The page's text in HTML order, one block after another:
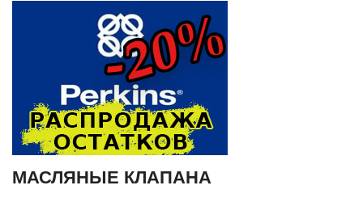
МАСЛЯНЫЕ КЛАПАНА